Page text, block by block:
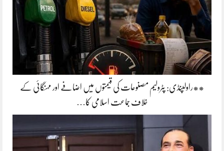
**راولپنڈی: پٹرولیم مصنوعات کی قیمتوں میں اضافے اور مہنگائی کے
خلاف جماعت اسلامی کا…